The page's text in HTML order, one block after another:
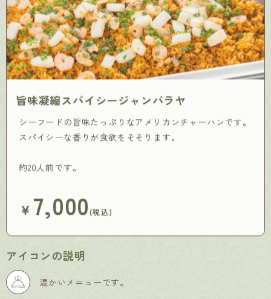
旨味凝縮スパイシージャンバラヤ
シーフードの旨味たっぷりなアメリカンチャーハンです。
スパイシーな香りが食欲をそそります。
約20人前です。
￥ 7,000(税込)
アイコンの説明
温かいメニューです。